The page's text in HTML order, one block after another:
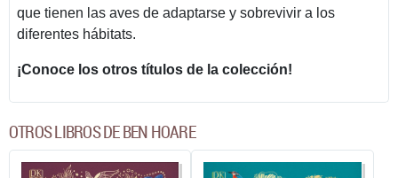
que tienen las aves de adaptarse y sobrevivir a los
diferentes hábitats.
¡Conoce los otros títulos de la colección!
OTROS LIBROS DE BEN HOARE